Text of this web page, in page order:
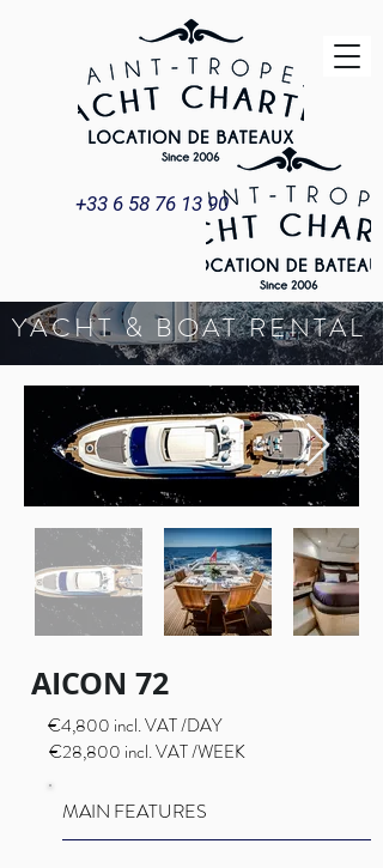
+33 6 58 76 13 90
YACHT & BOAT RENTAL
AICON 72
€4,800 incl. VAT /DAY
€28,800 incl. VAT /WEEK
MAIN FEATURES